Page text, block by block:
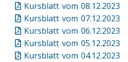
Kursblatt vom 08.12.2023
Kursblatt vom 07.12.2023
Kursblatt vom 06.12.2023
Kursblatt vom 05.12.2023
Kursblatt vom 04.12.2023